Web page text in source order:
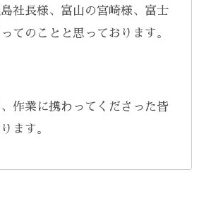
社長様、富山の宮崎様、富士
てのことと思っております。
作業に携わってくださった皆
ます。